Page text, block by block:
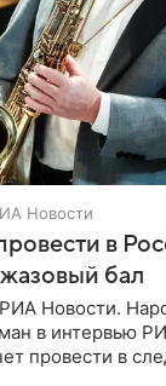
Новости
в
бал
Новости.
в интервью
провести в